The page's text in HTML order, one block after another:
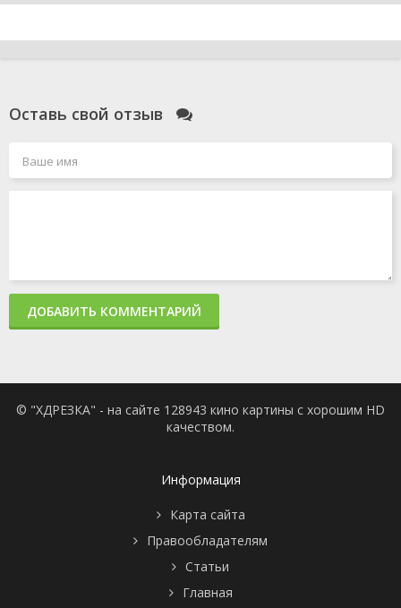
Оставь свой отзыв
ДОБАВИТЬ КОММЕНТАРИЙ
© "ХДРЕЗКА" - на сайте 128943 кино картины с хорошим HD
качеством.
Информация
Карта сайта
Правообладателям
Статьи
Главная